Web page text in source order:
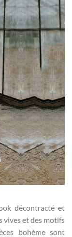
décontracté et
vives et des motifs
bohème sont